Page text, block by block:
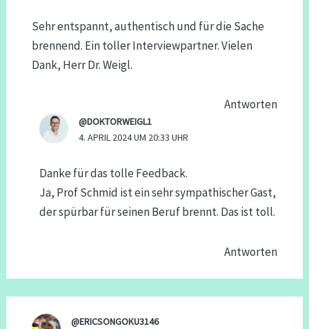
Sehr entspannt, authentisch und für die Sache
brennend. Ein toller Interviewpartner. Vielen
Dank, Herr Dr. Weigl.
Antworten
@DOKTORWEIGL1
4. APRIL 2024 UM 20:33 UHR
Danke für das tolle Feedback.
Ja, Prof Schmid ist ein sehr sympathischer Gast,
der spürbar für seinen Beruf brennt. Das ist toll.
Antworten
@ERICSONGOKU3146